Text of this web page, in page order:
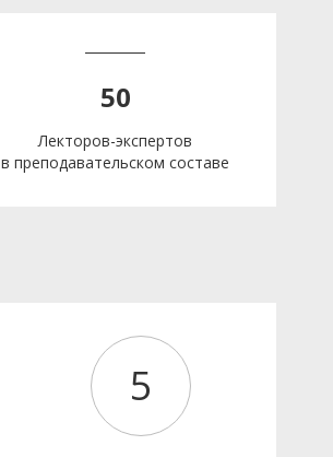
50
Лекторов-экспертов
в преподавательском составе
5